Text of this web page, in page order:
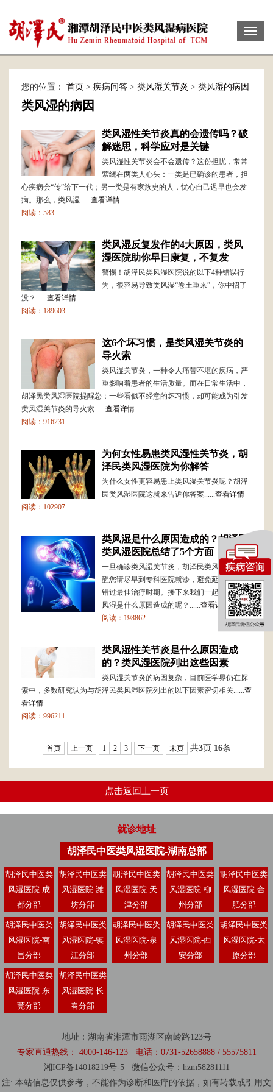
Toggle
您的位置： 首页 > 疾病问答 > 类风湿关节炎 > 类风湿的病因
类风湿的病因
类风湿性关节炎真的会遗传吗？破
解迷思，科学应对是关键
类风湿性关节炎会不会遗传？这份担忧，常常
萦绕在两类人心头：一类是已确诊的患者，担
心疾病会“传”给下一代；另一类是有家族史的人，忧心自己迟早也会发
病。那么，类风湿......查看详情
阅读：583
类风湿反复发作的4大原因，类风
湿医院助你早日康复，不复发
警惕！胡泽民类风湿医院说的以下4种错误行
为，很容易导致类风湿“卷土重来”，你中招了
没？......查看详情
阅读：189603
这6个坏习惯，是类风湿关节炎的
导火索
类风湿关节炎，一种令人痛苦不堪的疾病，严
重影响着患者的生活质量。而在日常生活中，
胡泽民类风湿医院提醒您：一些看似不经意的坏习惯，却可能成为引发
类风湿关节炎的导火索......查看详情
阅读：916231
为何女性易患类风湿性关节炎，胡
泽民类风湿医院为你解答
为什么女性更容易患上类风湿关节炎呢？胡泽
民类风湿医院这就来告诉你答案......查看详情
阅读：102907
类风湿是什么原因造成的？胡泽民
类风湿医院总结了5个方面
一旦确诊类风湿关节炎，胡泽民类风湿医院提
醒您请尽早到专科医院就诊，避免延误病情，
错过最佳治疗时期。接下来我们一起了解下类
风湿是什么原因造成的呢？......查看详情
阅读：198862
类风湿性关节炎是什么原因造成
的？类风湿医院列出这些因素
类风湿关节炎的病因复杂，目前医学界仍在探
索中，多数研究认为与胡泽民类风湿医院列出的以下因素密切相关......查
看详情
阅读：996211
首页 上一页 1 2 3 下一页 末页 共3页 16条
点击返回上一页
就诊地址
胡泽民中医类风湿医院-湖南总部
胡泽民中医类
风湿医院-成
都分部
胡泽民中医类
风湿医院-潍
坊分部
胡泽民中医类
风湿医院-天
津分部
胡泽民中医类
风湿医院-柳
州分部
胡泽民中医类
风湿医院-合
肥分部
胡泽民中医类
风湿医院-南
昌分部
胡泽民中医类
风湿医院-镇
江分部
胡泽民中医类
风湿医院-泉
州分部
胡泽民中医类
风湿医院-西
安分部
胡泽民中医类
风湿医院-太
原分部
胡泽民中医类
风湿医院-东
莞分部
胡泽民中医类
风湿医院-长
春分部
地址：湖南省湘潭市雨湖区南岭路123号
专家直通热线： 4000-146-123 电话：0731-52658888 / 55575811
湘ICP备14018219号-5微信公众号：hzm58281111
注: 本站信息仅供参考，不能作为诊断和医疗的依据，如有转载或引用文